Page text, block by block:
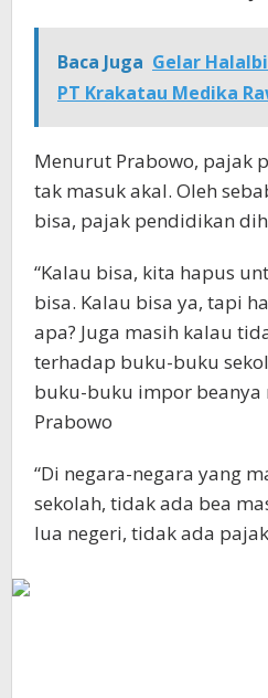
Baca Juga Gelar
PT Krakatau Medika
Menurut Prabowo, pajak
tak masuk akal. Oleh
bisa, pajak pendidikan
“Kalau bisa, kita hapus
bisa. Kalau bisa ya, tapi
apa? Juga masih kalau
terhadap buku-buku
buku-buku impor beanya
Prabowo
“Di negara-negara yang
sekolah, tidak ada bea
lua negeri, tidak ada